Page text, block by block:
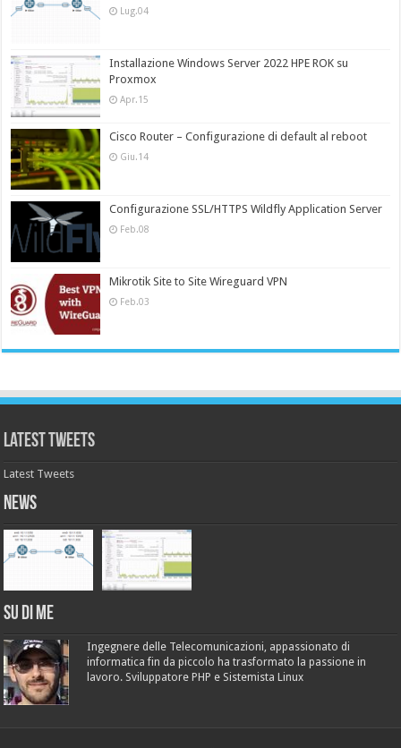
Lug.04
Installazione Windows Server 2022 HPE ROK su
Proxmox
Apr.15
Cisco Router – Configurazione di default al reboot
Giu.14
Configurazione SSL/HTTPS Wildfly Application Server
Feb.08
Mikrotik Site to Site Wireguard VPN
Feb.03
Latest Tweets
Latest Tweets
News
Su di me
Ingegnere delle Telecomunicazioni, appassionato di
informatica fin da piccolo ha trasformato la passione in
lavoro. Sviluppatore PHP e Sistemista Linux